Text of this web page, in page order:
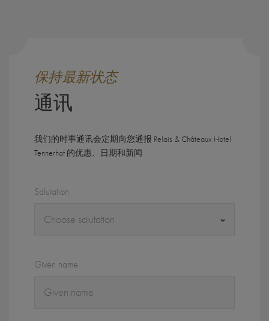
保持最新状态
通讯
我们的时事通讯会定期向您通报 Relais & Châteaux Hotel
Tennerhof 的优惠、日期和新闻
Salutation
Given name